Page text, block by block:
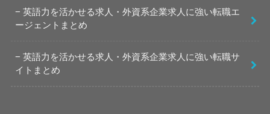
英語力を活かせる求人・外資系企業求人に強い転職エ
ージェントまとめ
英語力を活かせる求人・外資系企業求人に強い転職サ
イトまとめ